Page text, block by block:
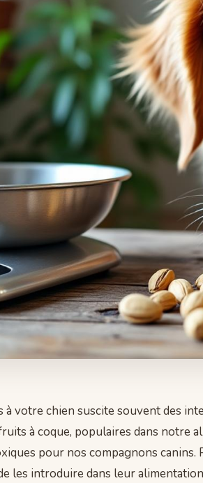
à votre chien suscite souvent des
à coque, populaires dans notre
pour nos compagnons
les introduire dans leur